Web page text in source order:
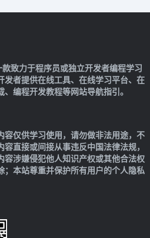
致力于程序员或独立开发者编程学习
发者提供在线工具、在线学习平台、在
编程开发教程等网站导航指引。
容仅供学习使用，请勿做非法用途，不
直接或间接从事违反中国法律法规，
容涉嫌侵犯他人知识产权或其他合法权
；本站尊重并保护所有用户的个人隐私